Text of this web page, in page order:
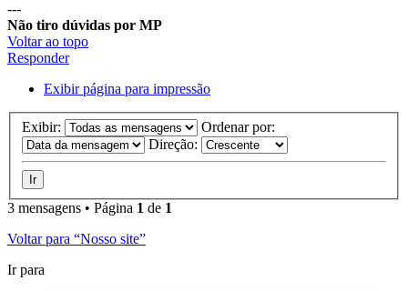
---
Não tiro dúvidas por MP
Voltar ao topo
Responder
Exibir página para impressão
Exibir:
Ordenar por:
Direção:
3 mensagens • Página 1 de 1
Voltar para “Nosso site”
Ir para